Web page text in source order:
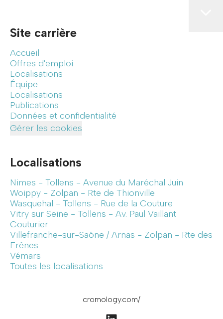
Site carrière
Accueil
Offres d'emploi
Localisations
Équipe
Localisations
Publications
Données et confidentialité
Gérer les cookies
Localisations
Nimes - Tollens - Avenue du Maréchal Juin
Woippy - Zolpan - Rte de Thionville
Wasquehal - Tollens - Rue de la Couture
Vitry sur Seine - Tollens - Av. Paul Vaillant
Couturier
Villefranche-sur-Saône / Arnas - Zolpan - Rte des
Frênes
Vémars
Toutes les localisations
cromology.com/